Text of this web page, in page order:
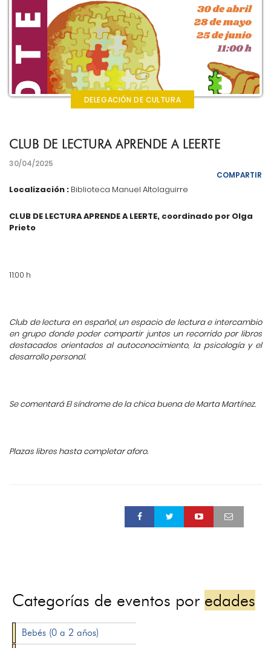
DELEGACIÓN DE CULTURA
CLUB DE LECTURA APRENDE A LEERTE
30/04/2025
COMPARTIR
Localización : Biblioteca Manuel Altolaguirre
CLUB DE LECTURA APRENDE A LEERTE, coordinado por Olga
Prieto
11:00 h
Club de lectura en español, un espacio de lectura e intercambio
en grupo donde poder compartir juntos un recorrido por libros
destacados orientados al autoconocimiento, la psicología y el
desarrollo personal.
Se comentará El síndrome de la chica buena de Marta Martínez.
Plazas libres hasta completar aforo.
Categorías de eventos por edades
Bebés (0 a 2 años)